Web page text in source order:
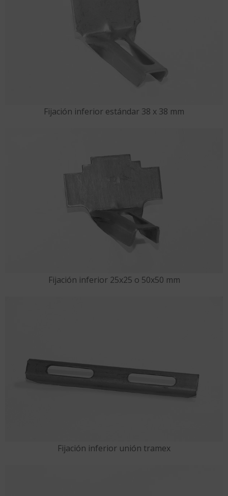
Fijación inferior estándar 38 x 38 mm
Fijación inferior 25x25 o 50x50 mm
Fijación inferior unión tramex